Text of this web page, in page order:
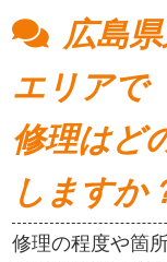
広島
エリアで
修理はど
しますか
修理の程度や箇